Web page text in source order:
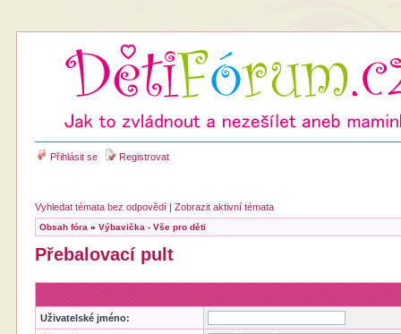
Přihlásit se Registrovat
Vyhledat témata bez odpovědí |Zobrazit aktivní témata
Obsah fóra »Výbavička - Vše pro děti
Přebalovací pult
Uživatelské jméno: